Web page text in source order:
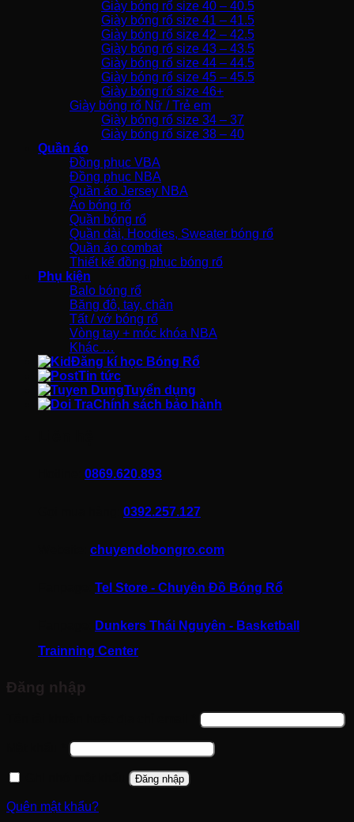
Giày bóng rổ size 40 – 40.5
Giày bóng rổ size 41 – 41.5
Giày bóng rổ size 42 – 42.5
Giày bóng rổ size 43 – 43.5
Giày bóng rổ size 44 – 44.5
Giày bóng rổ size 45 – 45.5
Giày bóng rổ size 46+
Giày bóng rổ Nữ / Trẻ em
Giày bóng rổ size 34 – 37
Giày bóng rổ size 38 – 40
Quần áo
Đồng phục VBA
Đồng phục NBA
Quần áo Jersey NBA
Áo bóng rổ
Quần bóng rổ
Quần dài, Hoodies, Sweater bóng rổ
Quần áo combat
Thiết kế đồng phục bóng rổ
Phụ kiện
Balo bóng rổ
Băng đô, tay, chân
Tất / vớ bóng rổ
Vòng tay + móc khóa NBA
Khác …
Đăng kí học Bóng Rổ
Tin tức
Tuyển dụng
Chính sách bảo hành
0869.620.893
0392.257.127
chuyendobongro.com
Tel Store - Chuyên Đồ Bóng Rổ
Dunkers Thái Nguyên - Basketball
Trainning Center
Đăng nhập
Bắt
buộc
Bắt
buộc
Đăng nhập
Quên mật khẩu?